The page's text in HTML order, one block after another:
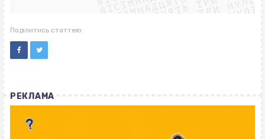
ВІСІМНАДЦЯТЬ ТРИ НУЛІ
ВІСІМНАДЦЯТЬ ТРИ НУЛІ
Поділитись статтею
РЕКЛАМА